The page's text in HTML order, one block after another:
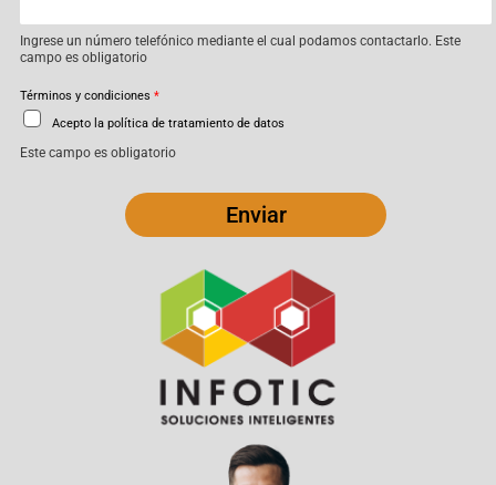
Ingrese un número telefónico mediante el cual podamos contactarlo. Este
campo es obligatorio
Términos y condiciones *
Acepto la política de tratamiento de datos
Este campo es obligatorio
Enviar